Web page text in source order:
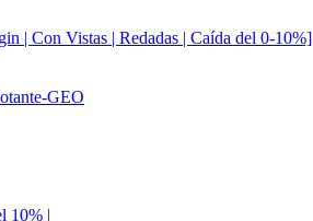
| Con Vistas | Redadas | Caída del 0-10%]
GEO
10% |